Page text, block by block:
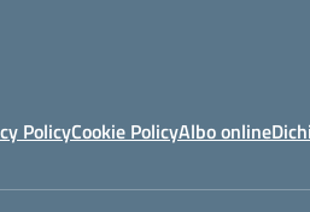
PolicyCookie PolicyAlbo online